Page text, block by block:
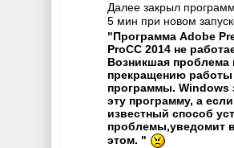
Далее закрыл
5 мин при новом
"Программа Adobe
ProCC 2014 не
Возникшая проблема
прекращению работы
программы. Windows
эту программу, а
известный способ
проблемы,уведомит
этом. "